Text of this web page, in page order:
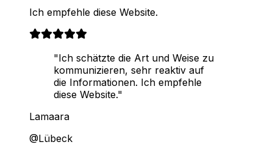
Ich empfehle diese Website.
"Ich schätzte die Art und Weise zu
kommunizieren, sehr reaktiv auf
die Informationen. Ich empfehle
diese Website."
Lamaara
@Lübeck